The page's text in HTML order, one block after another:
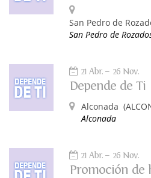
San Pedro de
San Pedro de
21 Abr. 26 Nov.
Depende de Ti
Alconada
Alconada
21 Abr. 26 Nov.